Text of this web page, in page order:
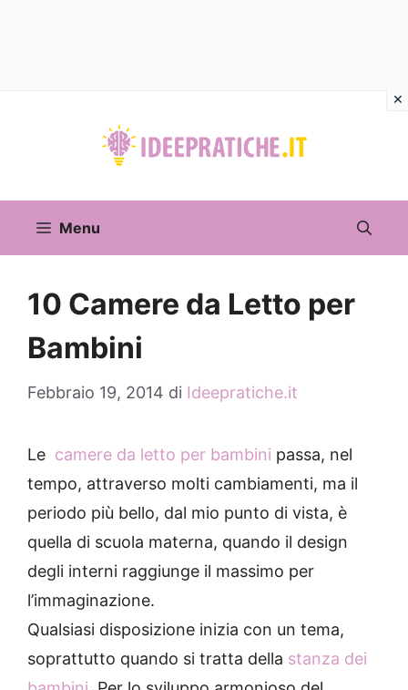
Menu
10 Camere da Letto per
Bambini
Febbraio 19, 2014 di Ideepratiche.it
Le camere da letto per bambini passa, nel
tempo, attraverso molti cambiamenti, ma il
periodo più bello, dal mio punto di vista, è
quella di scuola materna, quando il design
degli interni raggiunge il massimo per
l’immaginazione.
Qualsiasi disposizione inizia con un tema,
soprattutto quando si tratta della stanza dei